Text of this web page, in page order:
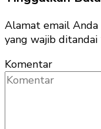
Alamat email Anda
yang wajib ditandai
Komentar